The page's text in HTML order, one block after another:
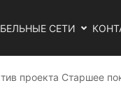
СЕТИ
проекта Старшее